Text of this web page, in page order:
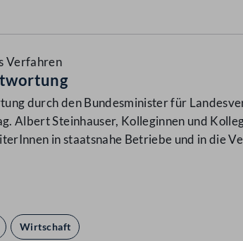
Verfahren
durch den Bundesminister für
Albert Steinhauser, Kolleginnen und
in staatsnahe Betriebe und in die
Wirtschaft